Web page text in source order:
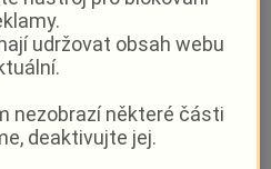
udržovat obsah webu
nezobrazí některé části
deaktivujte jej.